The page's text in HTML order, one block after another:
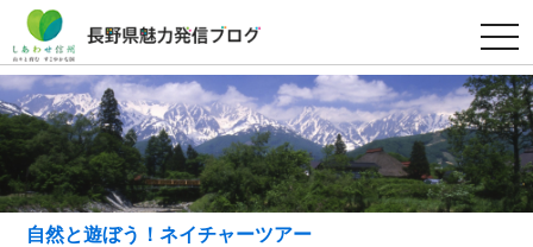
t
o
g
g
l
e
n
a
v
g
自然と遊ぼう！ネイチャーツアー